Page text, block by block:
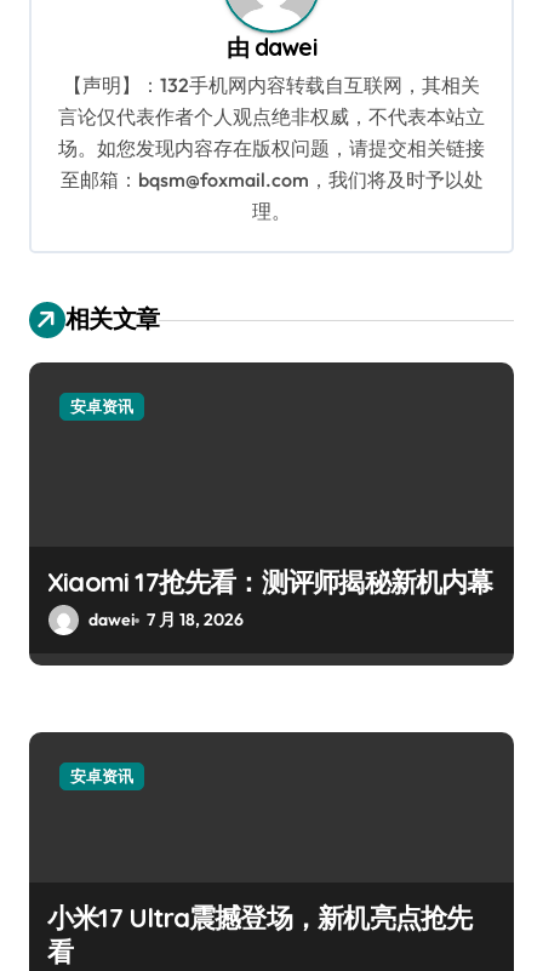
由 dawei
【声明】：132手机网内容转载自互联网，其相关
言论仅代表作者个人观点绝非权威，不代表本站立
场。如您发现内容存在版权问题，请提交相关链接
至邮箱：bqsm@foxmail.com，我们将及时予以处
理。
相关文章
安卓资讯
Xiaomi 17抢先看：测评师揭秘新机内幕
dawei 7 月 18, 2026
安卓资讯
小米17 Ultra震撼登场，新机亮点抢先
看